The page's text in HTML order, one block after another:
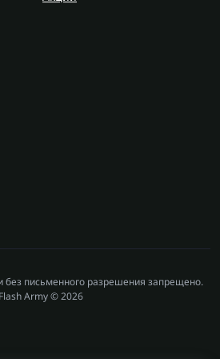
письменного разрешения запрещено.
Flash Army © 2026